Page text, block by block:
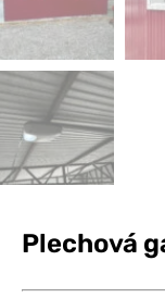
Plechová